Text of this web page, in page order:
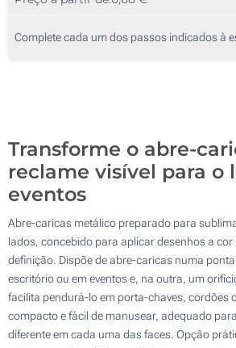
500
Complete cada um dos passos indicados à
Transforme o abre-
reclame visível para o
eventos
Abre-caricas metálico preparado para
lados, concebido para aplicar desenhos a
definição. Dispõe de abre-caricas numa
escritório ou em eventos e, na outra, um
facilita pendurá-lo em porta-chaves, cordões
compacto e fácil de manusear, adequado
diferente em cada uma das faces. Opção